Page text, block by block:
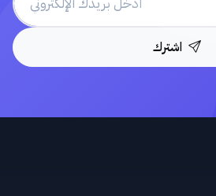
اشترك